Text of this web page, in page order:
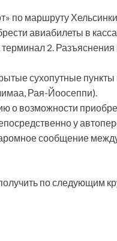
по маршруту
авиабилеты в
2.
сухопутные
Рая-Йоосеппи).
о возможности
у
сообщение
по следующим